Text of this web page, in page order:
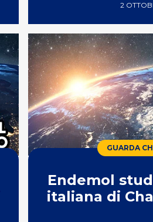
2
GUARDA
Endemol
italiana di